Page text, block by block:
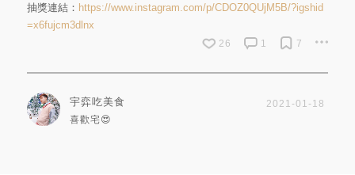
抽獎連結： https://www.instagram.com/p/CDOZ0QUjM5B/?igshid
=x6fujcm3dlnx
26 1 7
宇弈吃美食
2021-01-18
喜歡宅😍